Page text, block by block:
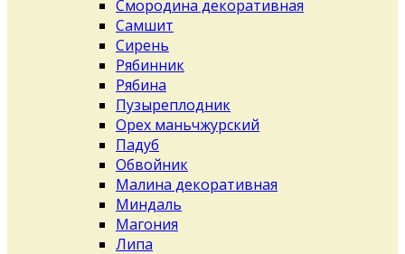
Смородина декоративная
Самшит
Сирень
Рябинник
Рябина
Пузыреплодник
Орех маньчжурский
Падуб
Обвойник
Малина декоративная
Миндаль
Магония
Липа